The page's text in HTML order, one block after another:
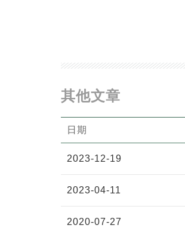
其他文章
日期
2023-12-19
2023-04-11
2020-07-27